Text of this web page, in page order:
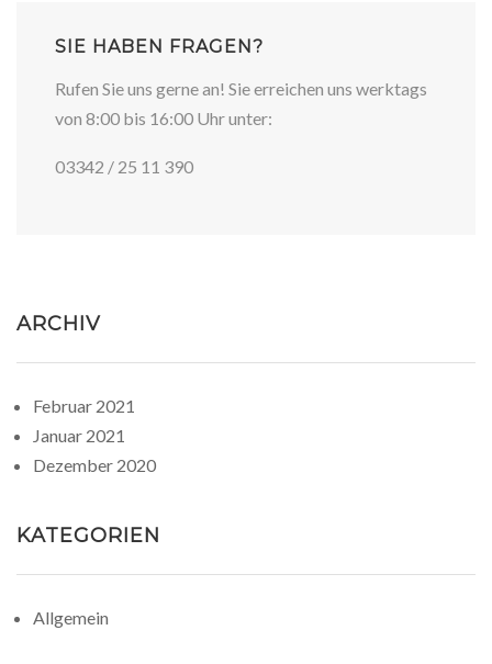
SIE HABEN FRAGEN?
Rufen Sie uns gerne an! Sie erreichen uns werktags
von 8:00 bis 16:00 Uhr unter:
03342 / 25 11 390
ARCHIV
Februar 2021
Januar 2021
Dezember 2020
KATEGORIEN
Allgemein